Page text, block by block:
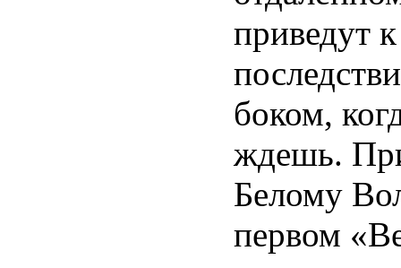
приведут
боком,
ждешь.
Белому
первом